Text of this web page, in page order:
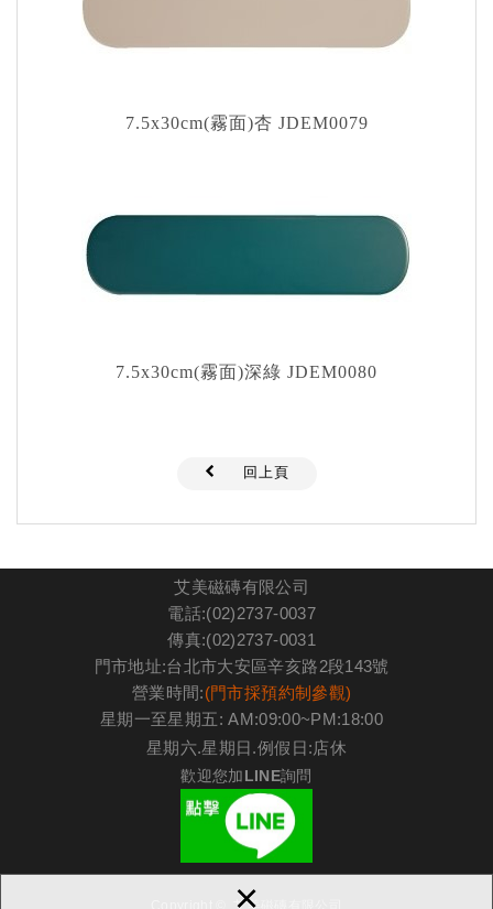
×
7.5x30cm(霧面)杏 JDEM0079
7.5x30cm(霧面)深綠 JDEM0080
回上頁
艾美磁磚有限公司
電話:(02)2737-0037
傳真:(02)2737-0031
門市地址:台北市大安區辛亥路2段143號
營業時間:(門市採預約制參觀)
星期一至星期五: AM:09:00~PM:18:00
星期六.星期日.例假日:店休
歡迎您加LINE詢問
Copyright © 艾美磁磚有限公司